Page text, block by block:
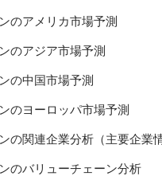
のアメリカ市場予測
のアジア市場予測
の中国市場予測
のヨーロッパ市場予測
の関連企業分析（主要企業
のバリューチェーン分析